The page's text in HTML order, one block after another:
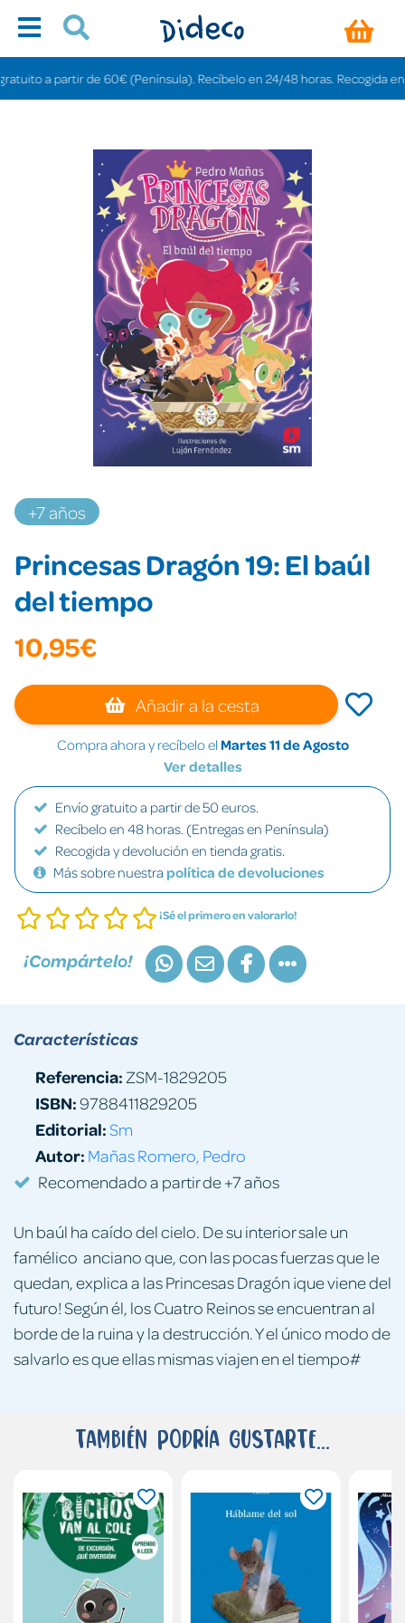
a partir de 60€ (Península). Recíbelo en 24/48 horas. Recogida en
+7 años
Princesas Dragón 19: El baúl
del tiempo
10,95€
Añadir a la cesta
Compra ahora y recíbelo el Martes 11 de Agosto
Ver detalles
Envío gratuito a partir de 50 euros.
Recíbelo en 48 horas. (Entregas en Península)
Recogida y devolución en tienda gratis.
Más sobre nuestra política de devoluciones
¡Sé el primero en valorarlo!
¡Compártelo!
Un baúl ha caído del cielo. De su interior sale un
famélico anciano que, con las pocas fuerzas que le
quedan, explica a las Princesas Dragón ¡que viene del
futuro! Según él, los Cuatro Reinos se encuentran al
borde de la ruina y la destrucción. Y el único modo de
salvarlo es que ellas mismas viajen en el tiempo#
Características
Referencia: ZSM-1829205
ISBN:9788411829205
Editorial:Sm
Autor: Mañas Romero, Pedro
Recomendado a partir de +7 años
También podría gustarte...